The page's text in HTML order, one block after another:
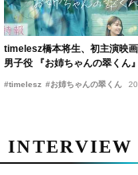
timelesz橋本将生、初主演映
男子役 『お姉ちゃんの翠くん
恋の幕開けを予感
#timelesz #お姉ちゃんの翠くん
INTERVIEW